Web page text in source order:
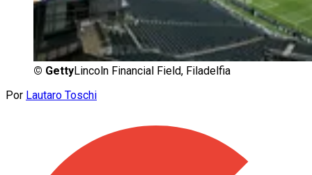
© GettyLincoln Financial Field, Filadelfia
Por Lautaro Toschi